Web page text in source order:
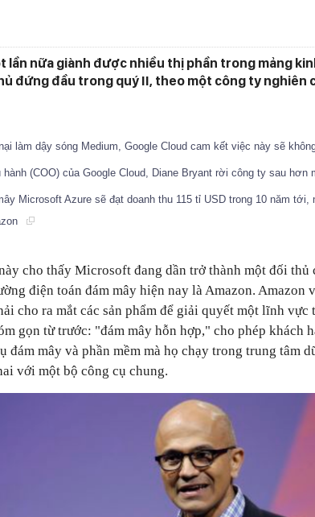
lần nữa giành được nhiều thị phần trong mảng
đứng đầu trong quý II, theo một công ty nghiên
làm dậy sóng Medium, Google Cloud cam kết việc này sẽ
hành (COO) của Google Cloud, Diane Bryant rời công ty sau hơn
Microsoft Azure sẽ đạt doanh thu 115 tỉ USD trong 10 năm tới,
cho thấy Microsoft đang dần trở thành một đối thủ
điện toán đám mây hiện nay là Amazon. Amazon
cho ra mắt các sản phẩm để giải quyết một lĩnh vực
gọn từ trước: "đám mây hỗn hợp," cho phép khách
đám mây và phần mềm mà họ chạy trong trung tâm
với một bộ công cụ chung.